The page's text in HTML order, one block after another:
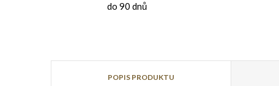
do 90 dnů
POPIS PRODUKTU